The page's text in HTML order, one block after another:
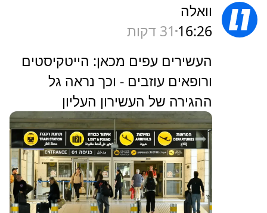
וואלה
16:26 31 דקות
העשירים עפים מכאן: הייטקיסטים
ורופאים עוזבים - וכך נראה גל
ההגירה של העשירון העליון